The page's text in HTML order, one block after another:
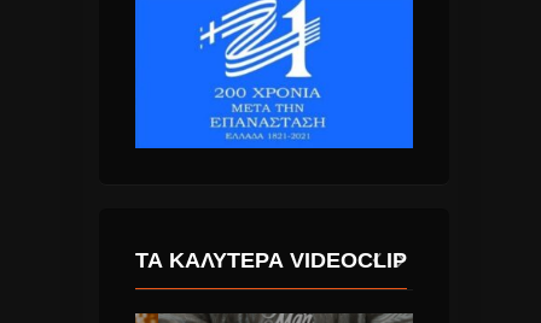
ΤΑ ΚΑΛΎΤΕΡΑ VIDEOCLIP